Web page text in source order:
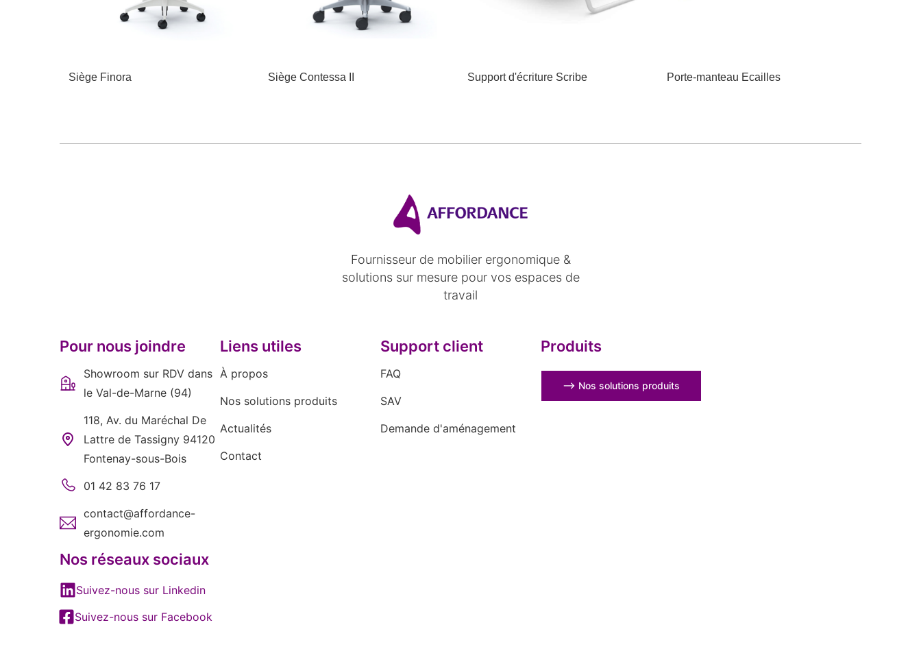
Siège Finora Siège Contessa II Support d'écriture Scribe Porte-manteau Ecailles
Fournisseur de mobilier ergonomique &
solutions sur mesure pour vos espaces de
travail
Pour nous joindre
Showroom sur RDV dans
le Val-de-Marne (94)
118, Av. du Maréchal De
Lattre de Tassigny 94120
Fontenay-sous-Bois
01 42 83 76 17
contact@affordance-
ergonomie.com
Nos réseaux sociaux
Suivez-nous sur Linkedin
Suivez-nous sur Facebook
Liens utiles
À propos
Nos solutions produits
Actualités
Contact
Support client
FAQ
SAV
Demande d'aménagement
Produits
⟶ Nos solutions produits